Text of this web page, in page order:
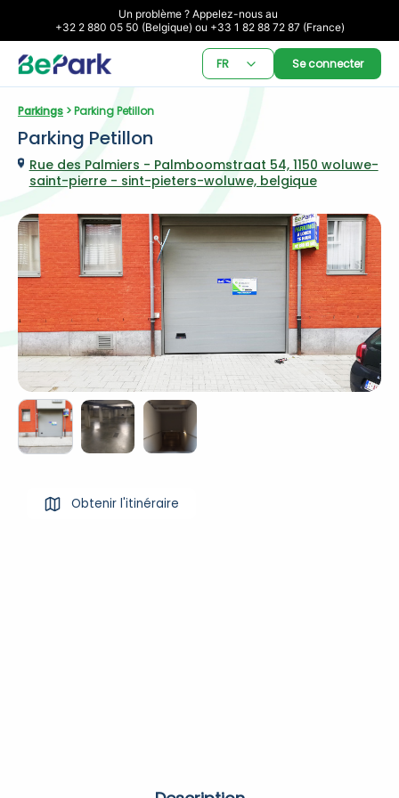
Un problème ? Appelez-nous au
+32 2 880 05 50 (Belgique) ou +33 1 82 88 72 87 (France)
FR Se connecter
Parkings > Parking Petillon
Parking Petillon
Rue des Palmiers - Palmboomstraat 54, 1150 woluwe-
saint-pierre - sint-pieters-woluwe, belgique
Obtenir l'itinéraire